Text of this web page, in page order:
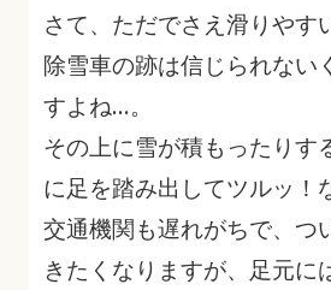
さて、ただでさえ滑りやす
除雪車の跡は信じられない
すよね…。
その上に雪が積もったりす
に足を踏み出してツルッ！
交通機関も遅れがちで、つ
きたくなりますが、足元に